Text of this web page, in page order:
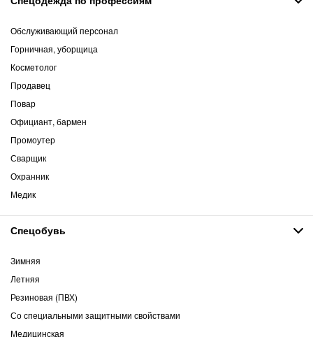
Обслуживающий персонал
Горничная, уборщица
Косметолог
Продавец
Повар
Официант, бармен
Промоутер
Сварщик
Охранник
Медик
Спецобувь
Зимняя
Летняя
Резиновая (ПВХ)
Со специальными защитными свойствами
Медицинская